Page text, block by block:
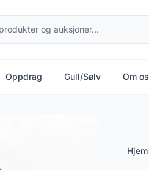
Oppdrag Gull/Sølv Om
Hjem